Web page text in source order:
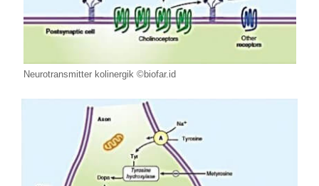
Neurotransmitter kolinergik ©biofar.id